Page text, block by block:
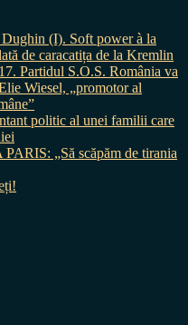
(I). Soft power à la
de caracatița de la Kremlin
Partidul S.O.S. România va
Wiesel, „promotor al
politic al unei familii care
„Să scăpăm de tirania